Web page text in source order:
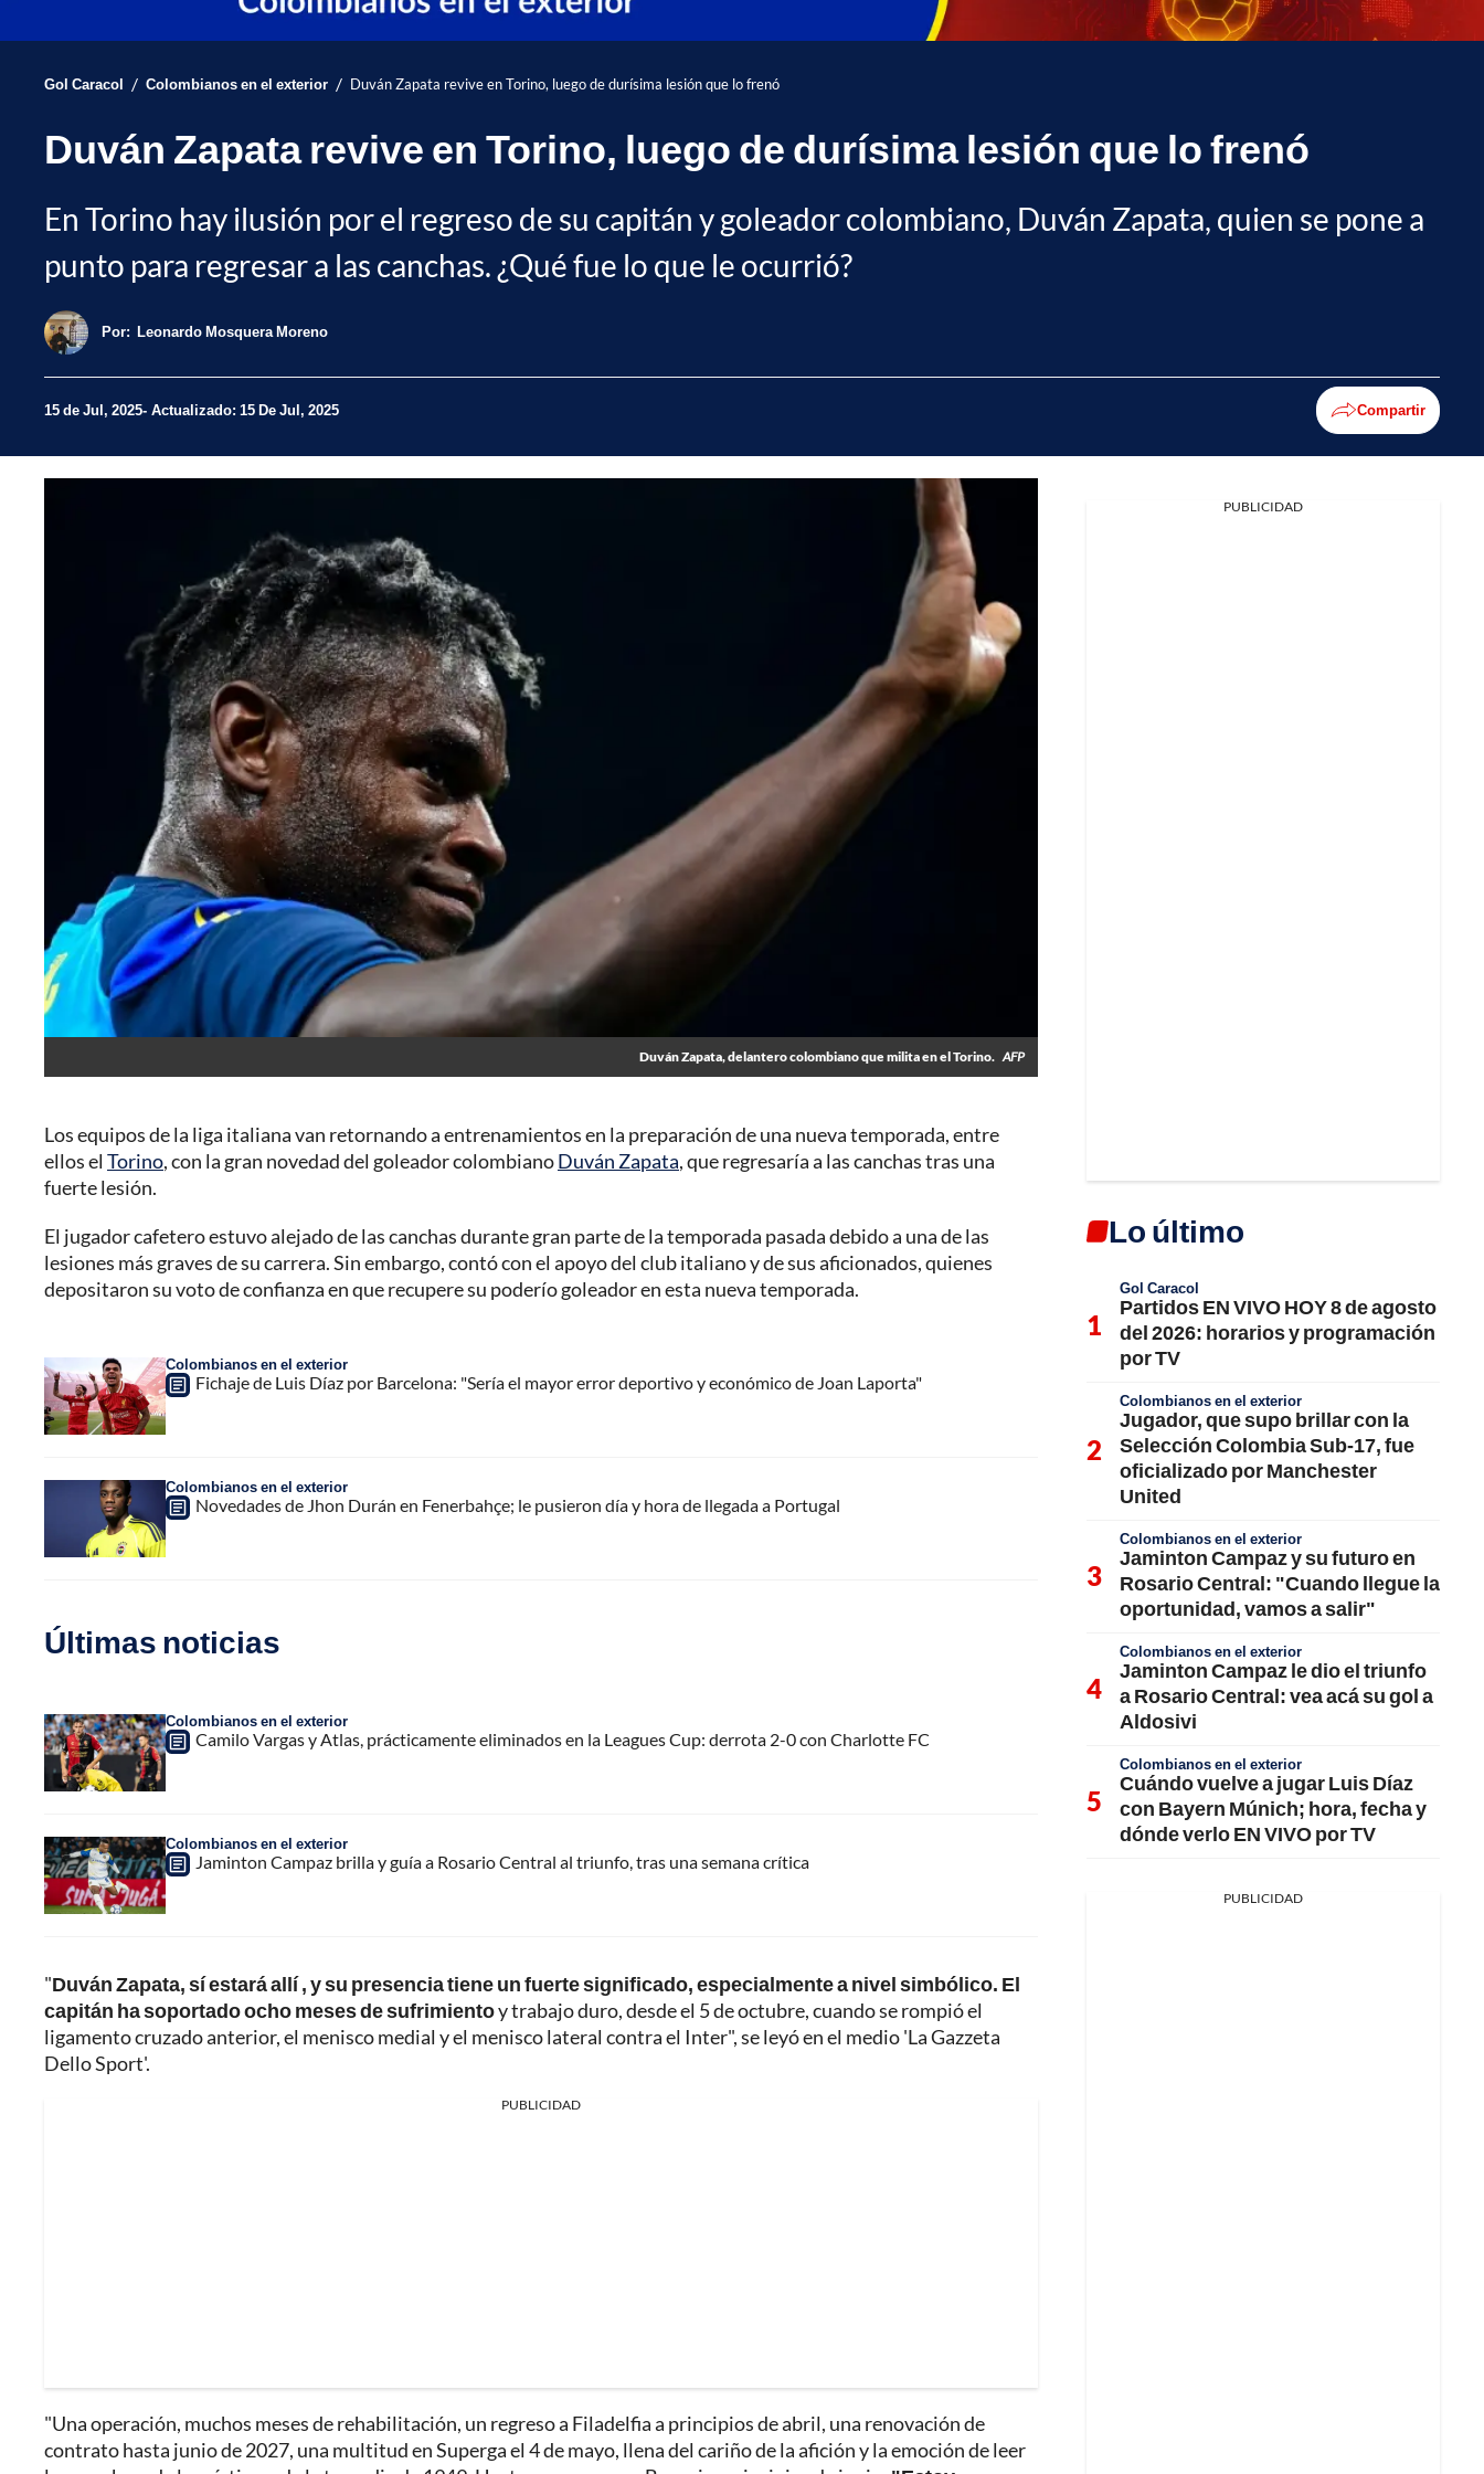
Gol Caracol / Colombianos en el exterior / Duván Zapata revive en Torino, luego de durísima lesión que lo frenó
Duván Zapata revive en Torino, luego de durísima lesión que lo frenó
En Torino hay ilusión por el regreso de su capitán y goleador colombiano, Duván Zapata, quien se pone a
punto para regresar a las canchas. ¿Qué fue lo que le ocurrió?
Por: Leonardo Mosquera Moreno
15 de Jul, 2025 Actualizado: 15 De Jul, 2025 Compartir
Duván Zapata, delantero colombiano que milita en el Torino. AFP
Los equipos de la liga italiana van retornando a entrenamientos en la preparación de una nueva temporada, entre
ellos el Torino, con la gran novedad del goleador colombianoDuván Zapata, que regresaría a las canchas tras una
fuerte lesión.
El jugador cafetero estuvo alejado de las canchas durante gran parte de la temporada pasada debido a una de las
lesiones más graves de su carrera. Sin embargo, contó con el apoyo del club italiano y de sus aficionados, quienes
depositaron su voto de confianza en que recupere su poderío goleador en esta nueva temporada.
Colombianos en el exterior
Fichaje de Luis Díaz por Barcelona: "Sería el mayor error deportivo y económico de Joan Laporta"
Colombianos en el exterior
Novedades de Jhon Durán en Fenerbahçe; le pusieron día y hora de llegada a Portugal
Últimas noticias
Colombianos en el exterior
Camilo Vargas y Atlas, prácticamente eliminados en la Leagues Cup: derrota 2-0 con Charlotte FC
Colombianos en el exterior
Jaminton Campaz brilla y guía a Rosario Central al triunfo, tras una semana crítica
"Duván Zapata, sí estará allí , y su presencia tiene un fuerte significado, especialmente a nivel simbólico. El
capitán ha soportado ocho meses de sufrimientoy trabajo duro, desde el 5 de octubre, cuando se rompió el
ligamento cruzado anterior, el menisco medial y el menisco lateral contra el Inter", se leyó en el medio 'La Gazzeta
Dello Sport'.
PUBLICIDAD
"Una operación, muchos meses de rehabilitación, un regreso a Filadelfia a principios de abril, una renovación de
contrato hasta junio de 2027, una multitud en Superga el 4 de mayo, llena del cariño de la afición y la emoción de leer
PUBLICIDAD
Lo último
Gol Caracol
Partidos EN VIVO HOY 8 de agosto
del 2026: horarios y programación
por TV
Colombianos en el exterior
Jugador, que supo brillar con la
Selección Colombia Sub-17, fue
oficializado por Manchester
United
Colombianos en el exterior
Jaminton Campaz y su futuro en
Rosario Central: "Cuando llegue la
oportunidad, vamos a salir"
Colombianos en el exterior
Jaminton Campaz le dio el triunfo
a Rosario Central: vea acá su gol a
Aldosivi
Colombianos en el exterior
Cuándo vuelve a jugar Luis Díaz
con Bayern Múnich; hora, fecha y
dónde verlo EN VIVO por TV
PUBLICIDAD